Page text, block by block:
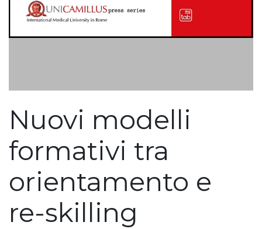
Nuovi modelli
formativi tra
orientamento e
re-skilling